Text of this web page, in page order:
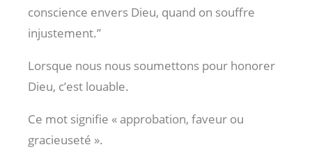
conscience envers Dieu, quand on souffre
injustement.”
Lorsque nous nous soumettons pour honorer
Dieu, c’est louable.
Ce mot signifie « approbation, faveur ou
gracieuseté ».